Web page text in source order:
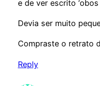
e de ver escrito ‘obos
Devia ser muito
Compraste o retrato
Reply